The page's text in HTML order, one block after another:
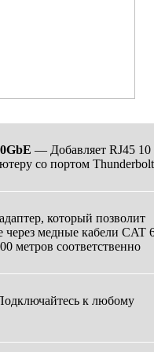
— Добавляет RJ45 10
со портом
, который позволит
через медные кабели CAT
метров соответственно
к любому